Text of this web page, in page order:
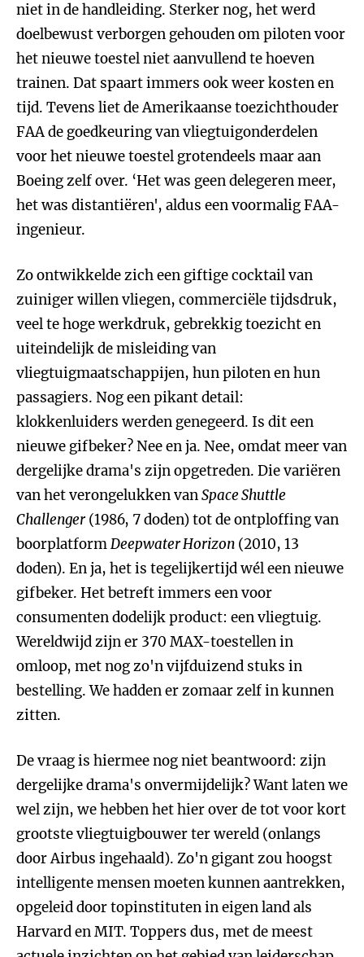
niet in de handleiding. Sterker nog, het werd
doelbewust verborgen gehouden om piloten voor
het nieuwe toestel niet aanvullend te hoeven
trainen. Dat spaart immers ook weer kosten en
tijd. Tevens liet de Amerikaanse toezichthouder
FAA de goedkeuring van vliegtuigonderdelen
voor het nieuwe toestel grotendeels maar aan
Boeing zelf over. ‘Het was geen delegeren meer,
het was distantiëren', aldus een voormalig FAA-
ingenieur.
Zo ontwikkelde zich een giftige cocktail van
zuiniger willen vliegen, commerciële tijdsdruk,
veel te hoge werkdruk, gebrekkig toezicht en
uiteindelijk de misleiding van
vliegtuigmaatschappijen, hun piloten en hun
passagiers. Nog een pikant detail:
klokkenluiders werden genegeerd. Is dit een
nieuwe gifbeker? Nee en ja. Nee, omdat meer van
dergelijke drama's zijn opgetreden. Die variëren
van het verongelukken vanSpace Shuttle
Challenger(1986, 7 doden) tot de ontploffing van
boorplatformDeepwater Horizon (2010, 13
doden). En ja, het is tegelijkertijd wél een nieuwe
gifbeker. Het betreft immers een voor
consumenten dodelijk product: een vliegtuig.
Wereldwijd zijn er 370 MAX-toestellen in
omloop, met nog zo'n vijfduizend stuks in
bestelling. We hadden er zomaar zelf in kunnen
zitten.
De vraag is hiermee nog niet beantwoord: zijn
dergelijke drama's onvermijdelijk? Want laten we
wel zijn, we hebben het hier over de tot voor kort
grootste vliegtuigbouwer ter wereld (onlangs
door Airbus ingehaald). Zo'n gigant zou hoogst
intelligente mensen moeten kunnen aantrekken,
opgeleid door topinstituten in eigen land als
Harvard en MIT. Toppers dus, met de meest